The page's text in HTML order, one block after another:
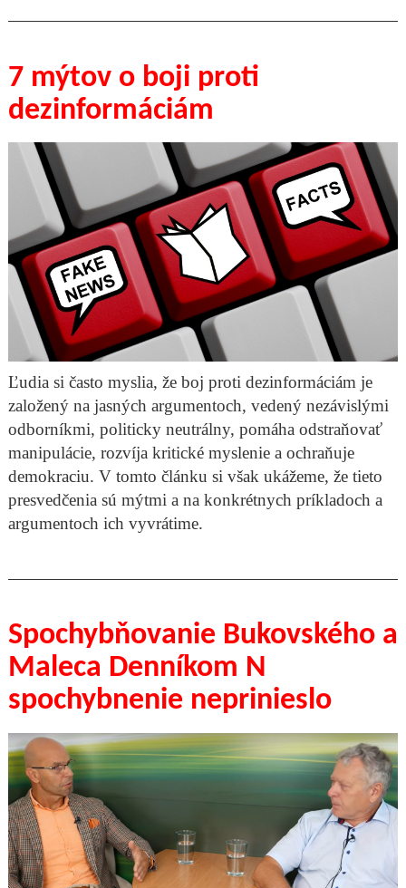
7 mýtov o boji proti
dezinformáciám
Ľudia si často myslia, že boj proti dezinformáciám je
založený na jasných argumentoch, vedený nezávislými
odborníkmi, politicky neutrálny, pomáha odstraňovať
manipulácie, rozvíja kritické myslenie a ochraňuje
demokraciu. V tomto článku si však ukážeme, že tieto
presvedčenia sú mýtmi a na konkrétnych príkladoch a
argumentoch ich vyvrátime.
Spochybňovanie Bukovského a
Maleca Denníkom N
spochybnenie neprinieslo